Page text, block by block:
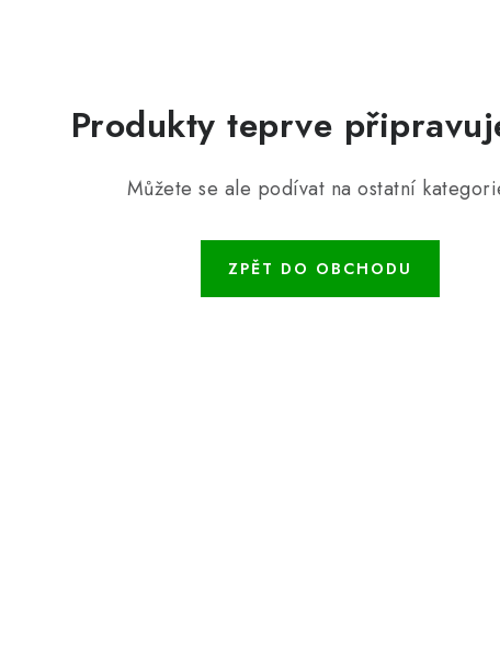
Produkty teprve
Můžete se ale podívat na ostatní
ZPĚT DO OBCHODU